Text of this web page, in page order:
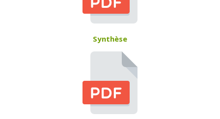
Synthèse